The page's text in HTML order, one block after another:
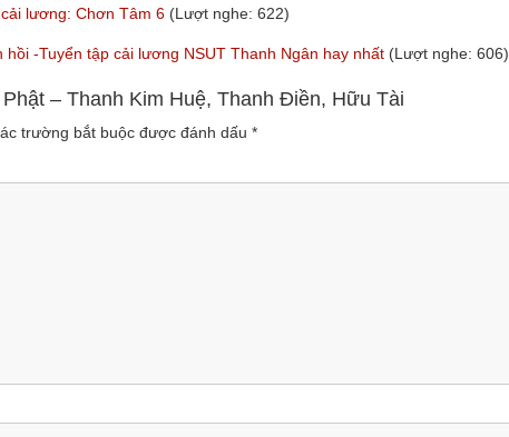
lương: Chơn Tâm 6 (Lượt nghe: 622)
-Tuyển tập cải lương NSUT Thanh Ngân hay nhất (Lượt nghe: 606)
– Thanh Kim Huệ, Thanh Điền, Hữu Tài
trường bắt buộc được đánh dấu *